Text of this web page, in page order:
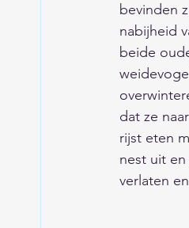
Financieel
Liefde/Seksualiteit
Aardrijkskunde
bevinden
nabijheid
beide
dat ze
rijst eten
nest uit
verlaten